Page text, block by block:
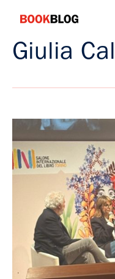
contenuto
Bookblog
Giulia